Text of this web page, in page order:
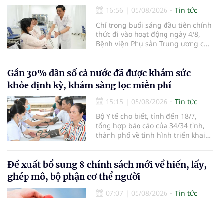
16:56 | 05/08/2026
Tin tức
Chỉ trong buổi sáng đầu tiên chính
thức đi vào hoạt động ngày 4/8,
Bệnh viện Phụ sản Trung ương cơ
em bé đầu tiên chào đời.
Gần 30% dân số cả nước đã được khám sức
khỏe định kỳ, khám sàng lọc miễn phí
15:15 | 05/08/2026
Tin tức
Bộ Y tế cho biết, tính đến 18/7,
tổng hợp báo cáo của 34/34 tỉnh,
thành phố về tình hình triển khai
nhận 32.286.360 người, chiếm gần
30% dân số cả nước đã được khám
sức khỏe định kỳ năm nay.
Đề xuất bổ sung 8 chính sách mới về hiến, lấy,
ghép mô, bộ phận cơ thể người
07:07 | 05/08/2026
Tin tức